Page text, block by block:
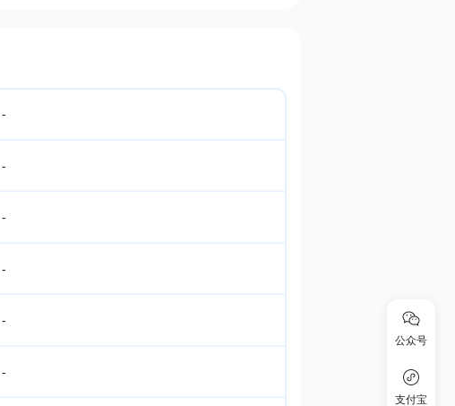
-
-
-
-
-
-
公众号
支付宝